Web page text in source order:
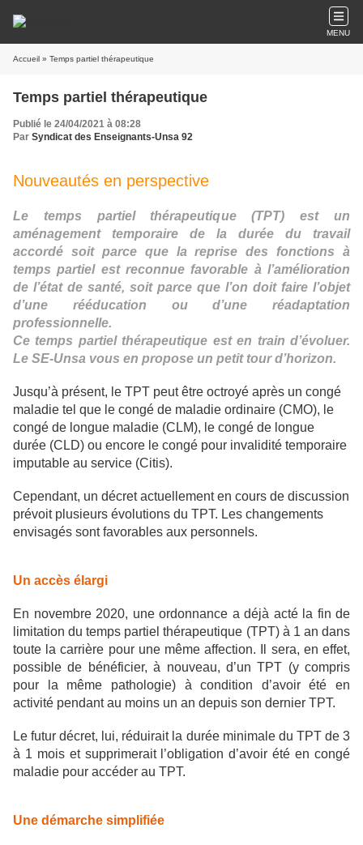
MENU
Accueil » Temps partiel thérapeutique
Temps partiel thérapeutique
Publié le 24/04/2021 à 08:28
Par Syndicat des Enseignants-Unsa 92
Nouveautés en perspective
Le temps partiel thérapeutique (TPT) est un
aménagement temporaire de la durée du travail
accordé soit parce que la reprise des fonctions à
temps partiel est reconnue favorable à l’amélioration
de l’état de santé, soit parce que l’on doit faire l’objet
d’une rééducation ou d’une réadaptation
professionnelle.
Ce temps partiel thérapeutique est en train d’évoluer.
Le SE-Unsa vous en propose un petit tour d’horizon.
Jusqu’à présent, le TPT peut être octroyé après un congé
maladie tel que le congé de maladie ordinaire (CMO), le
congé de longue maladie (CLM), le congé de longue
durée (CLD) ou encore le congé pour invalidité temporaire
imputable au service (Citis).
Cependant, un décret actuellement en cours de discussion
prévoit plusieurs évolutions du TPT. Les changements
envisagés sont favorables aux personnels.
Un accès élargi
En novembre 2020, une ordonnance a déjà acté la fin de
limitation du temps partiel thérapeutique (TPT) à 1 an dans
toute la carrière pour une même affection. Il sera, en effet,
possible de bénéficier, à nouveau, d’un TPT (y compris
pour la même pathologie) à condition d’avoir été en
activité pendant au moins un an depuis son dernier TPT.
Le futur décret, lui, réduirait la durée minimale du TPT de 3
à 1 mois et supprimerait l’obligation d’avoir été en congé
maladie pour accéder au TPT.
Une démarche simplifiée